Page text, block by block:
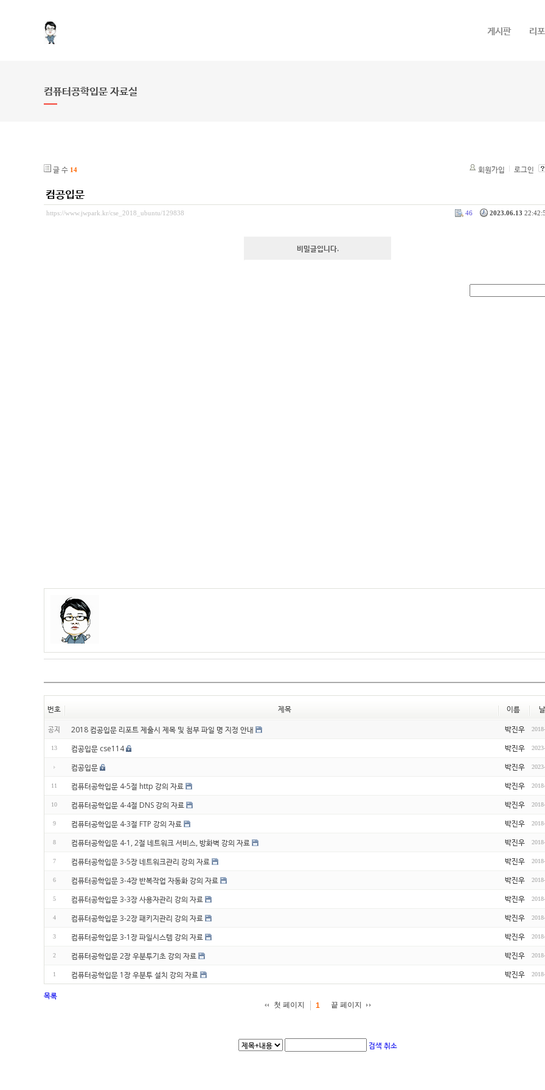
게시판 리
컴퓨터공학입문 자료실
글 수 14 회원가입 로그인
컴공입문
https://www.jwpark.kr/cse_2018_ubuntu/129838 2023.06.13
46
비밀글입니다.
번호 제목 이름
공지 2018 컴공입문 리포트 제출시 제목 및 첨부 파일 명 지정 안내 박진우
13 컴공입문 cse114 박진우
컴공입문 박진우
11 컴퓨터공학입문 4-5절 http 강의 자료 박진우
10 컴퓨터공학입문 4-4절 DNS 강의 자료 박진우
9 컴퓨터공학입문 4-3절 FTP 강의 자료 박진우
8 컴퓨터공학입문 4-1, 2절 네트워크 서비스, 방화벽 강의 자료 박진우
7 컴퓨터공학입문 3-5장 네트워크관리 강의 자료 박진우
6 컴퓨터공학입문 3-4장 반복작업 자동화 강의 자료 박진우
5 컴퓨터공학입문 3-3장 사용자관리 강의 자료 박진우
4 컴퓨터공학입문 3-2장 패키지관리 강의 자료 박진우
3 컴퓨터공학입문 3-1장 파일시스템 강의 자료 박진우
2 컴퓨터공학입문 2장 우분투기초 강의 자료 박진우
1 컴퓨터공학입문 1장 우분투 설치 강의 자료 박진우
목록
첫 페이지 1 끝 페이지
검색 취소